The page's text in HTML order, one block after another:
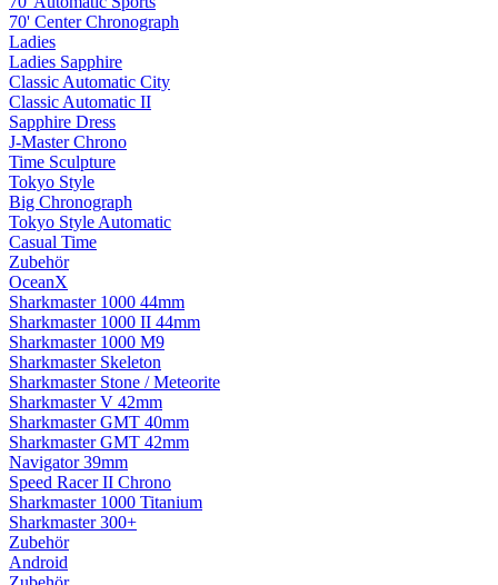
70' Center Chronograph
Ladies
Ladies Sapphire
Classic Automatic City
Classic Automatic II
Sapphire Dress
J-Master Chrono
Time Sculpture
Tokyo Style
Big Chronograph
Tokyo Style Automatic
Casual Time
Zubehör
OceanX
Sharkmaster 1000 44mm
Sharkmaster 1000 II 44mm
Sharkmaster 1000 M9
Sharkmaster Skeleton
Sharkmaster Stone / Meteorite
Sharkmaster V 42mm
Sharkmaster GMT 40mm
Sharkmaster GMT 42mm
Navigator 39mm
Speed Racer II Chrono
Sharkmaster 1000 Titanium
Sharkmaster 300+
Zubehör
Android